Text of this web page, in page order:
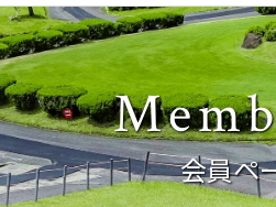
会員ペ